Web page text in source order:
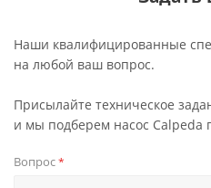
Наши квалифицированные
на любой ваш вопрос.
Присылайте техническое
и мы подберем насос Calpeda
Вопрос*